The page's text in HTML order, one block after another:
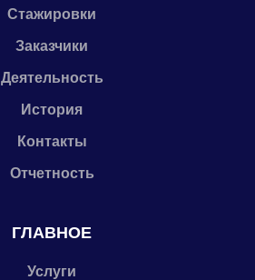
Стажировки
Заказчики
Деятельность
История
Контакты
Отчетность
ГЛАВНОЕ
Услуги